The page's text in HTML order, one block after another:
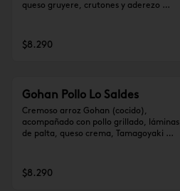
queso gruyere, crutones y aderezo
$8.290
Gohan Pollo Lo Saldes
Cremoso arroz Gohan (cocido),
acompañado con pollo grillado, láminas
de palta, queso crema, Tamagoyaki
$8.290